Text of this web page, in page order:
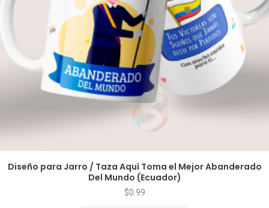
Diseño para Jarro / Taza Aquí Toma el Mejor Abanderado
Del Mundo (Ecuador)
$0.99